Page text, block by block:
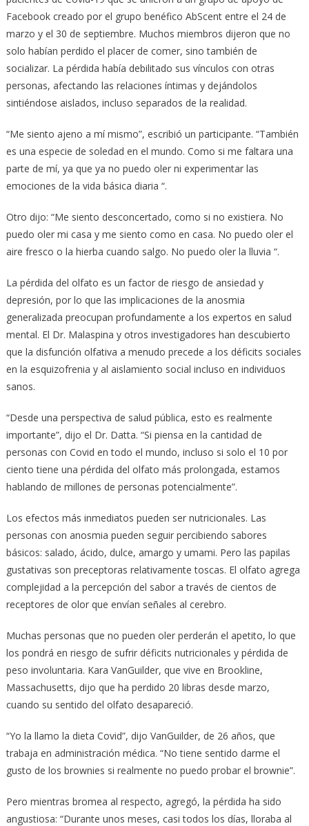
Facebook creado por el grupo benéfico AbScent entre el 24 de
marzo y el 30 de septiembre. Muchos miembros dijeron que no
solo habían perdido el placer de comer, sino también de
socializar. La pérdida había debilitado sus vínculos con otras
personas, afectando las relaciones íntimas y dejándolos
sintiéndose aislados, incluso separados de la realidad.
“Me siento ajeno a mí mismo”, escribió un participante. “También
es una especie de soledad en el mundo. Como si me faltara una
parte de mí, ya que ya no puedo oler ni experimentar las
emociones de la vida básica diaria “.
Otro dijo: “Me siento desconcertado, como si no existiera. No
puedo oler mi casa y me siento como en casa. No puedo oler el
aire fresco o la hierba cuando salgo. No puedo oler la lluvia “.
La pérdida del olfato es un factor de riesgo de ansiedad y
depresión, por lo que las implicaciones de la anosmia
generalizada preocupan profundamente a los expertos en salud
mental. El Dr. Malaspina y otros investigadores han descubierto
que la disfunción olfativa a menudo precede a los déficits sociales
en la esquizofrenia y al aislamiento social incluso en individuos
sanos.
“Desde una perspectiva de salud pública, esto es realmente
importante”, dijo el Dr. Datta. “Si piensa en la cantidad de
personas con Covid en todo el mundo, incluso si solo el 10 por
ciento tiene una pérdida del olfato más prolongada, estamos
hablando de millones de personas potencialmente”.
Los efectos más inmediatos pueden ser nutricionales. Las
personas con anosmia pueden seguir percibiendo sabores
básicos: salado, ácido, dulce, amargo y umami. Pero las papilas
gustativas son preceptoras relativamente toscas. El olfato agrega
complejidad a la percepción del sabor a través de cientos de
receptores de olor que envían señales al cerebro.
Muchas personas que no pueden oler perderán el apetito, lo que
los pondrá en riesgo de sufrir déficits nutricionales y pérdida de
peso involuntaria. Kara VanGuilder, que vive en Brookline,
Massachusetts, dijo que ha perdido 20 libras desde marzo,
cuando su sentido del olfato desapareció.
“Yo la llamo la dieta Covid”, dijo VanGuilder, de 26 años, que
trabaja en administración médica. “No tiene sentido darme el
gusto de los brownies si realmente no puedo probar el brownie”.
Pero mientras bromea al respecto, agregó, la pérdida ha sido
angustiosa: “Durante unos meses, casi todos los días, lloraba al